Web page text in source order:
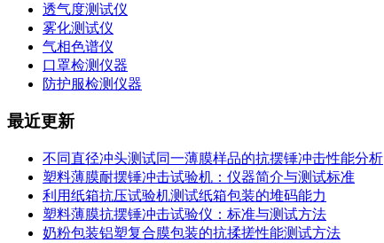
透气度测试仪
雾化测试仪
气相色谱仪
口罩检测仪器
防护服检测仪器
最近更新
不同直径冲头测试同一薄膜样品的抗摆锤冲击性能分析
塑料薄膜耐摆锤冲击试验机：仪器简介与测试标准
利用纸箱抗压试验机测试纸箱包装的堆码能力
塑料薄膜抗摆锤冲击试验仪：标准与测试方法
奶粉包装铝塑复合膜包装的抗揉搓性能测试方法